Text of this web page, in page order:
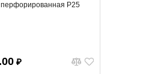
Р25
₽